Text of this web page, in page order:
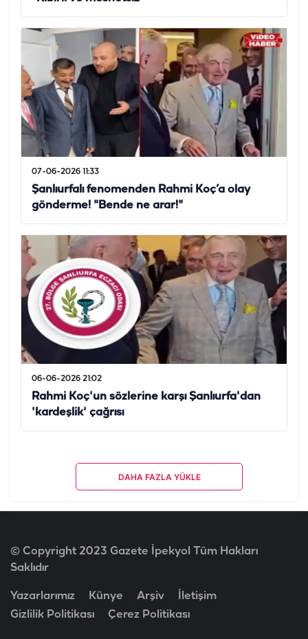
07-06-2026 11:33
Şanlıurfalı fenomenden Rahmi Koç’a olay
gönderme! "Bende ne arar!"
06-06-2026 21:02
Rahmi Koç'un sözlerine karşı Şanlıurfa'dan
'kardeşlik' çağrısı
DAHA FAZLA YÜKLE
© Copyright 2023 Gazete İpekyol Tüm Hakları
Saklıdır
Yazarlarımız Künye Arşiv
İletişim
Gizlilik Politikası
Çerez Politikası